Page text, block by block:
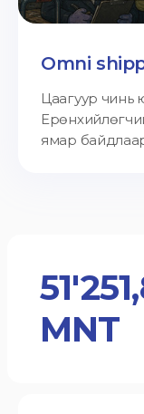
Omni
Цаагуур
ямар
MNT